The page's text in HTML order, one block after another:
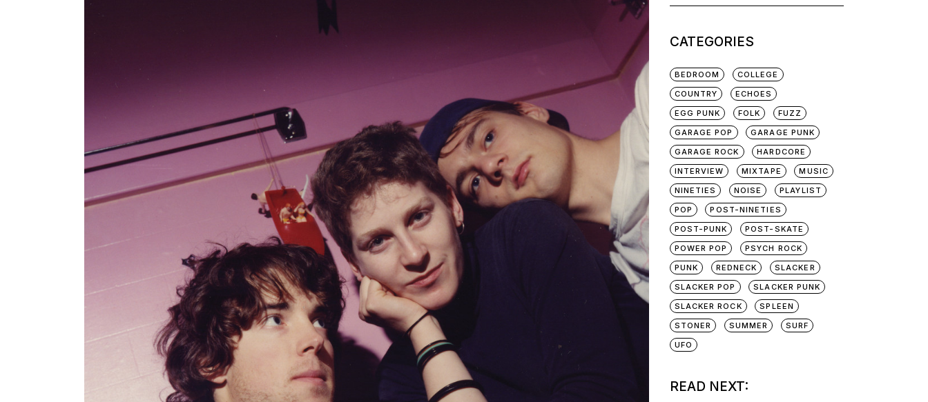
CATEGORIES
BEDROOM
COLLEGE
COUNTRY
ECHOES
EGG PUNK
FOLK
FUZZ
GARAGE POP
GARAGE PUNK
GARAGE ROCK
HARDCORE
INTERVIEW
MIXTAPE
MUSIC
NINETIES
NOISE
PLAYLIST
POP
POST-NINETIES
POST-PUNK
POST-SKATE
POWER POP
PSYCH ROCK
PUNK
REDNECK
SLACKER
SLACKER POP
SLACKER PUNK
SLACKER ROCK
SPLEEN
STONER
SUMMER
SURF
UFO
READ NEXT: